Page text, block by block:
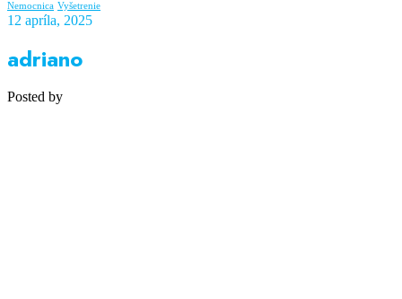
Nemocnica Vyšetrenie
12 apríla, 2025
adriano
Posted by